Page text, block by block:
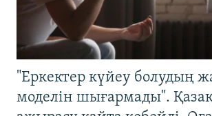
"Еркектер күйеу болудың
моделін шығармады".